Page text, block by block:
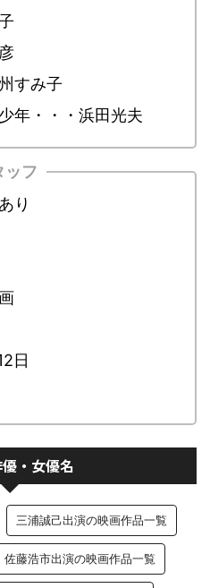
すみ子
年・・・浜田光夫
ッフ
り
日
・女優名
三浦誠己出演の映画作品一覧
佐藤浩市出演の映画作品一覧